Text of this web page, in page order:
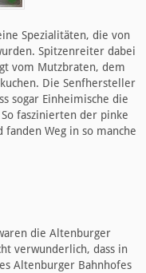
Spezialitäten, die von
Spitzenreiter dabei
vom Mutzbraten, dem
Die Senfhersteller
sogar Einheimische die
faszinierten der pinke
Weg in so manche
die Altenburger
verwunderlich, dass in
Altenburger Bahnhofes